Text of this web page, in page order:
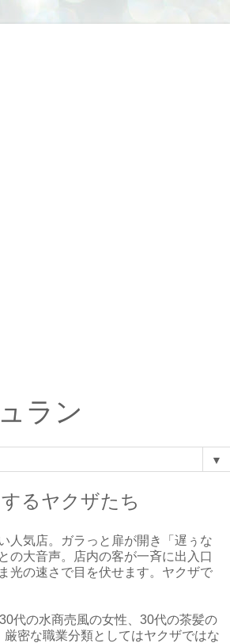
ラン
▼
るヤクザたち
人気店。ガラっと扉が開き「遅ぅな
の大音声。店内の客が一斉に出入口
光の速さで目を伏せます。ヤクザで
代の水商売風の女性、30代の茶髪の
密な職業分類としてはヤクザではな